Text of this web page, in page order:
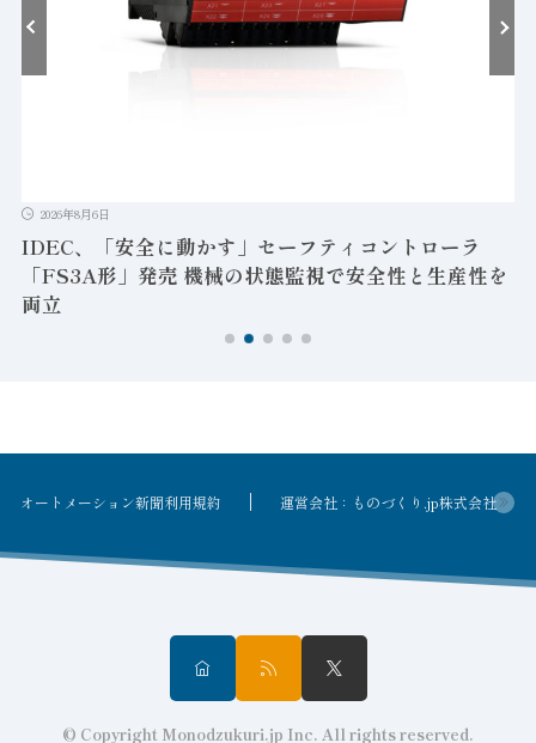
2026年8月6日
IDEC、「安全に動かす」セーフティコントローラ
「FS3A形」発売 機械の状態監視で安全性と生産性を
両立
オートメーション新聞利用規約 運営会社：ものづくり.jp株式会社
© Copyright Monodzukuri.jp Inc. All rights reserved.